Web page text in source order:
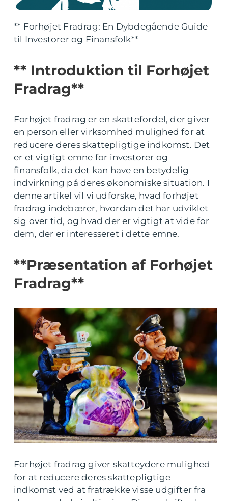
** Forhøjet Fradrag: En Dybdegående Guide
til Investorer og Finansfolk**
** Introduktion til Forhøjet
Fradrag**
Forhøjet fradrag er en skattefordel, der giver
en person eller virksomhed mulighed for at
reducere deres skattepligtige indkomst. Det
er et vigtigt emne for investorer og
finansfolk, da det kan have en betydelig
indvirkning på deres økonomiske situation. I
denne artikel vil vi udforske, hvad forhøjet
fradrag indebærer, hvordan det har udviklet
sig over tid, og hvad der er vigtigt at vide for
dem, der er interesseret i dette emne.
**Præsentation af Forhøjet
Fradrag**
Forhøjet fradrag giver skatteydere mulighed
for at reducere deres skattepligtige
indkomst ved at fratrække visse udgifter fra